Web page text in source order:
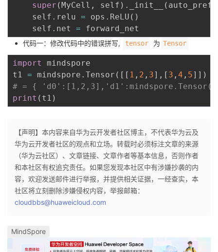
super (MyCell , self ) . _init__ (
    self
. relu = ops . ReLU ( )
    self
. net =
代码一：修改代码中的错误拼写, tensor 为 Tensor
import
mindspore
t1 = mindspore . Tensor ( [ [ 1 , 2 , 3] , [ 3 , 4 , 5] ] )
# = {
print ( t1 )
【声明】本内容来自华为云开发者社区博主，不代表华为云及
华为云开发者社区的观点和立场。转载时必须标注文章的来源
（华为云社区）、文章链接、文章作者等基本信息，否则作者
和本社区有权追究责任。如果您发现本社区中有涉嫌抄袭的内
容，欢迎发送邮件进行举报，并提供相关证据，一经查实，本
社区将立刻删除涉嫌侵权内容，举报邮箱：
cloudbbs@huaweicloud.com
MindSpore